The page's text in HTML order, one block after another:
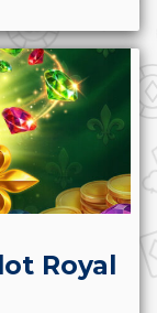
Royal